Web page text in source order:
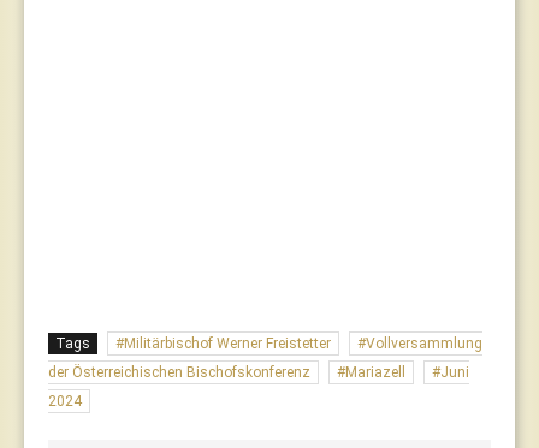
Tags Militärbischof Werner Freistetter
Vollversammlung
der Österreichischen Bischofskonferenz
Mariazell
Juni
2024